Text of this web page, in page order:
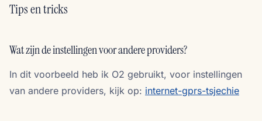
Tips en tricks
Wat zijn de instellingen voor andere providers?
In dit voorbeeld heb ik O2 gebruikt, voor instellingen
van andere providers, kijk op: internet-gprs-tsjechie